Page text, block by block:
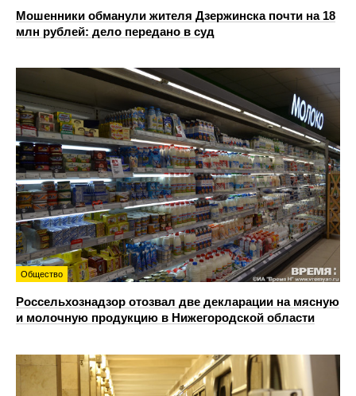
Мошенники обманули жителя Дзержинска почти на 18
млн рублей: дело передано в суд
Общество
Россельхознадзор отозвал две декларации на мясную
и молочную продукцию в Нижегородской области